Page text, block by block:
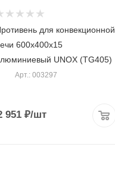
для конвекционной
600х400х15
UNOX (TG405)
Арт.: 003297
951₽/шт